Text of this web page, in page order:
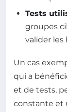
Tests
groupes
valider les
Un cas
qui a
et de tests,
constante et